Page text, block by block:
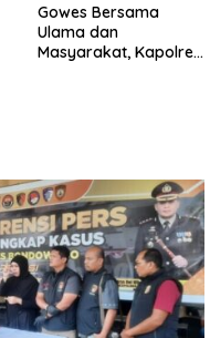
Gowes Bersama
Ulama dan
Masyarakat, Kapolres